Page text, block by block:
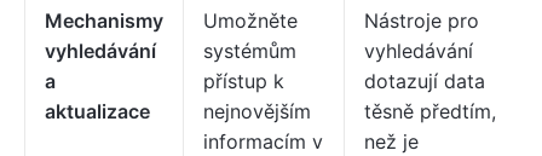
Mechanismy
vyhledávání
a
aktualizace
Umožněte
systémům
přístup k
nejnovějším
informacím v
Nástroje pro
vyhledávání
dotazují data
těsně předtím,
než je